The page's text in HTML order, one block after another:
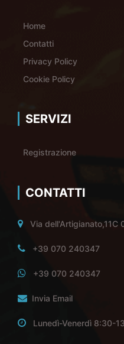
Home
Contatti
Privacy Policy
Cookie Policy
SERVIZI
Registrazione
CONTATTI
Via dell'Artigianato,11C
+39 070 240347
+39 070 240347
Invia Email
Lunedì-Venerdì 8:30-